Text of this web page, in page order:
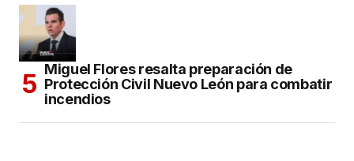
Miguel Flores resalta preparación de
Protección Civil Nuevo León para combatir
incendios